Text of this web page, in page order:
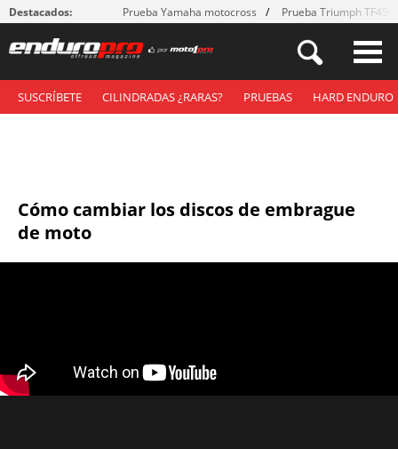
Destacados: Prueba Yamaha motocross Prueba Triumph
SUSCRÍBETE CILINDRADAS ¿RARAS? PRUEBAS HARD ENDURO
Cómo cambiar los discos de embrague
de moto